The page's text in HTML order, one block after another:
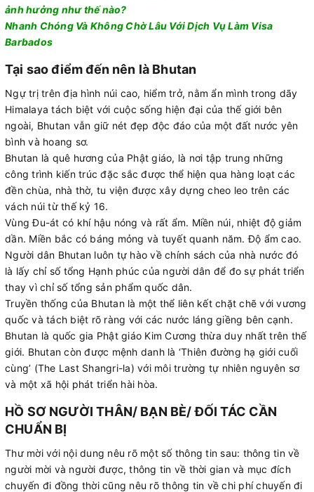
ảnh hưởng như thế nào?
Nhanh Chóng Và Không Chờ Lâu Với Dịch Vụ Làm Visa
Barbados
Tại sao điểm đến nên là Bhutan
Ngự trị trên địa hình núi cao, hiểm trở, nằm ẩn mình trong dãy
Himalaya tách biệt với cuộc sống hiện đại của thế giới bên
ngoài, Bhutan vẫn giữ nét đẹp độc đáo của một đất nước yên
bình và hoang sơ.
Bhutan là quê hương của Phật giáo, là nơi tập trung những
công trình kiến trúc đặc sắc được thể hiện qua hàng loạt các
đền chùa, nhà thờ, tu viện được xây dựng cheo leo trên các
vách núi từ thế kỷ 16.
Vùng Đu-át có khí hậu nóng và rất ẩm. Miền núi, nhiệt độ giảm
dần. Miền bắc có báng mỏng và tuyết quanh năm. Độ ẩm cao.
Người dân Bhutan luôn tự hào về chính sách của nhà nước đó
là lấy chỉ số tổng Hạnh phúc của người dân để đo sự phát triển
thay vì chỉ số tổng sản phẩm quốc dân.
Truyền thống của Bhutan là một thể liên kết chặt chẽ với vương
quốc và tách biệt rõ ràng với các nước láng giềng bên cạnh.
Bhutan là quốc gia Phật giáo Kim Cương thừa duy nhất trên thế
giới. Bhutan còn được mệnh danh là ‘Thiên đường hạ giới cuối
cùng’ (The Last Shangri-la) với môi trường tự nhiên nguyên sơ
và một xã hội phát triển hài hòa.
HỒ SƠ NGƯỜI THÂN/ BẠN BÈ/ ĐỐI TÁC CẦN
CHUẨN BỊ
Thư mời với nội dung nêu rõ một số thông tin sau: thông tin về
người mời và người được, thông tin về thời gian và mục đích
chuyến đi đồng thời cũng nêu rõ thông tin về chi phí chuyến đi